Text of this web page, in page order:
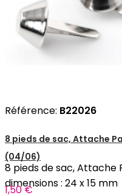
Référence: B22026
8 pieds de sac, Attache
(04/06)
8 pieds de sac, Attache
dimensions : 24 x 15 mm
1,50 €